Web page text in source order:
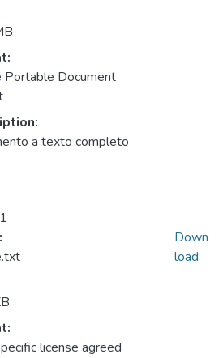
Portable Document
a texto completo
license agreed
Down
load